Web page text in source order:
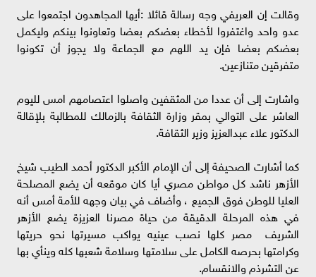
وقالت إن العريفي وجه رسالة قائلا :أيها المجاهدون اجتمعوا على
عدو واحد واغتفروا لأخطاء بعضكم بعضا وتعاونوا بينكم وليكمل
بعضكم بعضا فإن يد اللهم مع الجماعة ولا يجوز أن تكونوا
متفرقين متنازعين.
واشارت إلى أن عددا من المثقفين واصلوا اعتصامهم امس لليوم
العاشر على التوالي بمقر وزارة الثقافة بالزمالك للمطالبة بلإقالة
الدكتور علاء عبدالعزيز وزير الثقافة.
كما أشارت الصحيفة إلى أن الإمام الأكبر الدكتور أحمد الطيب شيخ
الأزهر ناشد كل مواطن مصري أيا كان موقعه أن يضع المصلحة
العليا للوطن فوق الجميع ، وأضاف في بيان وجهه للأمة أمس أنه
في هذه المرحلة الدقيقة من حياة مصرنا العزيزة يضع الأزهر
الشريف مصر كلها نصب عينيه يواكب مسيرتها نحو حريتها
وكرامتها بحرصه الكامل على سلامتها وسلامة شعبها كله وينأي بها
عن التشرذم والانقسام.